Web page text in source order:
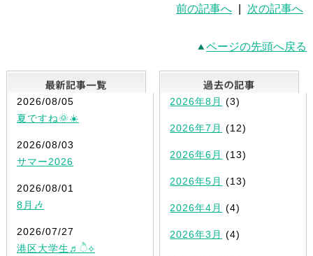
前の記事へ 次の記事へ
ページの先頭へ戻る
最新記事一覧
2026/08/05
夏ですね🌞☀️
2026/08/03
サマー2026
2026/08/01
8月🎶
2026/07/27
港区大学生♬ੈ⟡
2026年8月 (3)
2026年7月 (12)
2026年6月 (13)
2026年5月 (13)
2026年4月 (4)
2026年3月 (4)